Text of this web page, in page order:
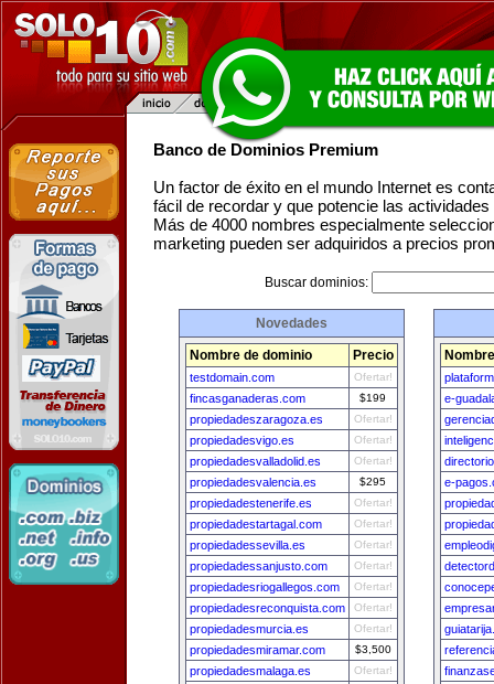
Banco de Dominios Premium
Un factor de éxito en el mundo Internet es
fácil de recordar y que potencie las
Más de 4000 nombres especialmente
marketing pueden ser adquiridos a precios
Buscar dominios:
Novedades
Nombre de dominio Precio
testdomain.com Ofertar!
fincasganaderas.com $199
propiedadeszaragoza.es Ofertar!
propiedadesvigo.es Ofertar!
propiedadesvalladolid.es Ofertar!
propiedadesvalencia.es $295
propiedadestenerife.es Ofertar!
propiedadestartagal.com Ofertar!
propiedadessevilla.es Ofertar!
propiedadessanjusto.com Ofertar!
propiedadesriogallegos.com Ofertar!
propiedadesreconquista.com Ofertar!
propiedadesmurcia.es Ofertar!
propiedadesmiramar.com $3,500
propiedadesmalaga.es Ofertar!
e-
e-